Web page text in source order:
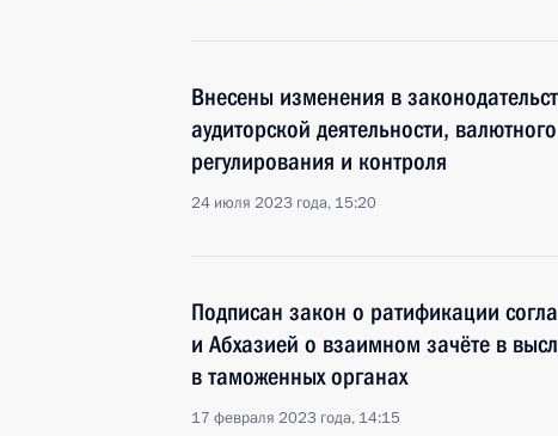
Внесены изменения в
аудиторской деятельности,
регулирования и контроля
24 июля 2023 года, 15:20
Подписан закон о ратификации
и Абхазией о взаимном зачёте в
в таможенных органах
17 февраля 2023 года, 14:15